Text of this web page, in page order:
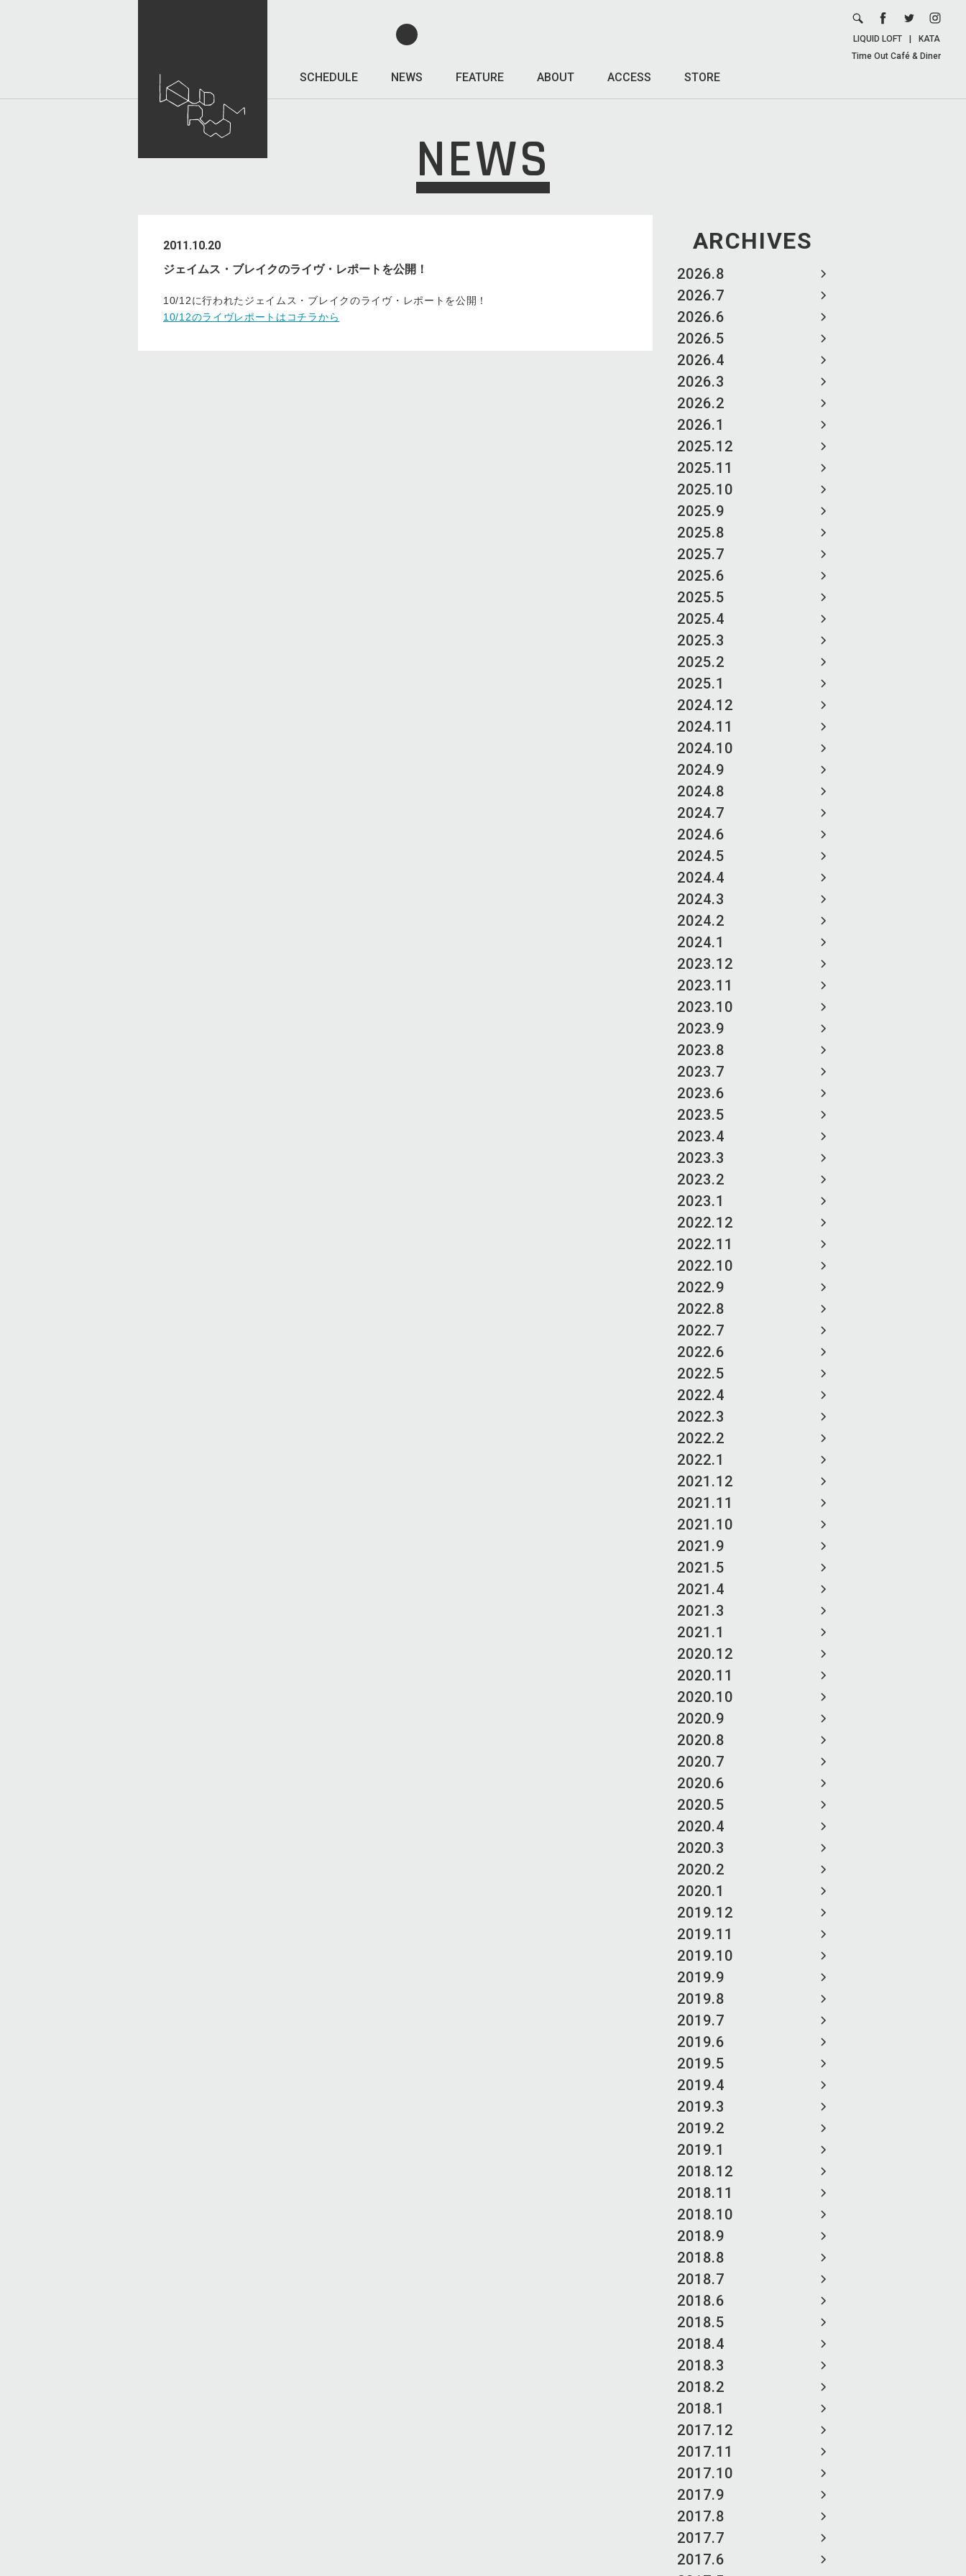
SCHEDULE NEWS FEATURE ABOUT ACCESS STORE
LIQUID LOFT
KATA
Time Out Café & Diner
NEWS
ARCHIVES
2026.8
2026.7
2026.6
2026.5
2026.4
2026.3
2026.2
2026.1
2025.12
2025.11
2025.10
2025.9
2025.8
2025.7
2025.6
2025.5
2025.4
2025.3
2025.2
2025.1
2024.12
2024.11
2024.10
2024.9
2024.8
2024.7
2024.6
2024.5
2024.4
2024.3
2024.2
2024.1
2023.12
2023.11
2023.10
2023.9
2023.8
2023.7
2023.6
2023.5
2023.4
2023.3
2023.2
2023.1
2022.12
2022.11
2022.10
2022.9
2022.8
2022.7
2022.6
2022.5
2022.4
2022.3
2022.2
2022.1
2021.12
2021.11
2021.10
2021.9
2021.5
2021.4
2021.3
2021.1
2020.12
2020.11
2020.10
2020.9
2020.8
2020.7
2020.6
2020.5
2020.4
2020.3
2020.2
2020.1
2019.12
2019.11
2019.10
2019.9
2019.8
2019.7
2019.6
2019.5
2019.4
2019.3
2019.2
2019.1
2018.12
2018.11
2018.10
2018.9
2018.8
2018.7
2018.6
2018.5
2018.4
2018.3
2018.2
2018.1
2017.12
2017.11
2017.10
2017.9
2017.8
2017.7
2017.6
2011.10.20
ジェイムス・ブレイクのライヴ・レポートを公開！
10/12に行われたジェイムス・ブレイクのライヴ・レポートを公開！
10/12のライヴレポートはコチラから